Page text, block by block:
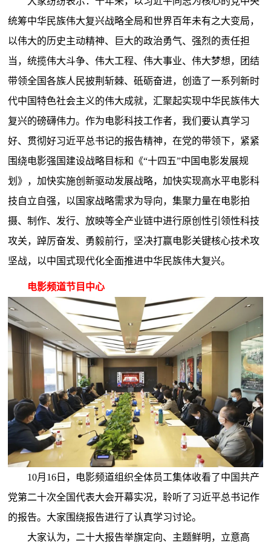
统筹中华民族伟大复兴战略全局和世界百年未有之大变局，
以伟大的历史主动精神、巨大的政治勇气、强烈的责任担
当，统揽伟大斗争、伟大工程、伟大事业、伟大梦想，团结
带领全国各族人民披荆斩棘、砥砺奋进，创造了一系列新时
代中国特色社会主义的伟大成就，汇聚起实现中华民族伟大
复兴的磅礴伟力。作为电影科技工作者，我们要认真学习
好、贯彻好习近平总书记的报告精神，在党的带领下，紧紧
围绕电影强国建设战略目标和《“十四五”中国电影发展规
划》，加快实施创新驱动发展战略，加快实现高水平电影科
技自立自强，以国家战略需求为导向，集聚力量在电影拍
摄、制作、发行、放映等全产业链中进行原创性引领性科技
攻关，踔厉奋发、勇毅前行，坚决打赢电影关键核心技术攻
坚战，以中国式现代化全面推进中华民族伟大复兴。
电影频道节目中心
10月16日，电影频道组织全体员工集体收看了中国共产
党第二十次全国代表大会开幕实况，聆听了习近平总书记作
的报告。大家围绕报告进行了认真学习讨论。
大家认为，二十大报告举旗定向、主题鲜明，立意高